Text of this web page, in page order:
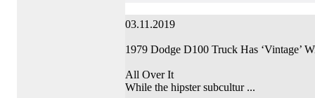
03.11.2019
1979 Dodge D100 Truck Has ‘Vintage’
All Over It
While the hipster subcultur ...